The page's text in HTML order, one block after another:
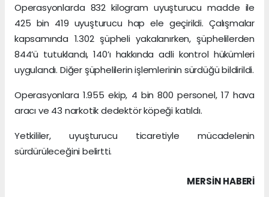
Operasyonlarda 832 kilogram uyuşturucu madde ile
425 bin 419 uyuşturucu hap ele geçirildi. Çalışmalar
kapsamında 1.302 şüpheli yakalanırken, şüphelilerden
844’ü tutuklandı, 140’ı hakkında adli kontrol hükümleri
uygulandı. Diğer şüphelilerin işlemlerinin sürdüğü bildirildi.
Operasyonlara 1.955 ekip, 4 bin 800 personel, 17 hava
aracı ve 43 narkotik dedektör köpeği katıldı.
Yetkililer, uyuşturucu ticaretiyle mücadelenin
sürdürüleceğini belirtti.
MERSIN HABERİ